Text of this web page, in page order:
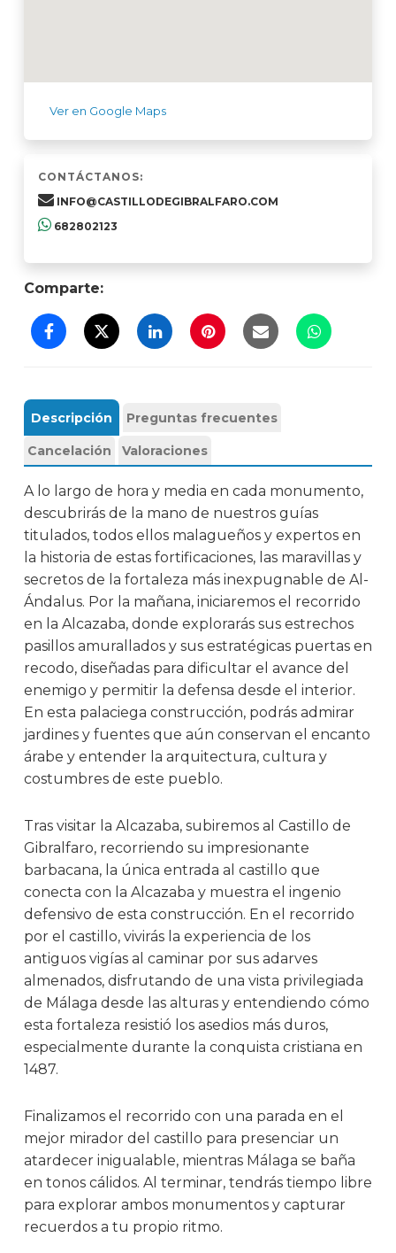
Comparte:
Descripción Preguntas frecuentes
Cancelación Valoraciones
A lo largo de hora y media en cada monumento,
descubrirás de la mano de nuestros guías
titulados, todos ellos malagueños y expertos en
la historia de estas fortificaciones, las maravillas y
secretos de la fortaleza más inexpugnable de Al-
Ándalus. Por la mañana, iniciaremos el recorrido
en la Alcazaba, donde explorarás sus estrechos
pasillos amurallados y sus estratégicas puertas en
recodo, diseñadas para dificultar el avance del
enemigo y permitir la defensa desde el interior.
En esta palaciega construcción, podrás admirar
jardines y fuentes que aún conservan el encanto
árabe y entender la arquitectura, cultura y
costumbres de este pueblo.
Tras visitar la Alcazaba, subiremos al Castillo de
Gibralfaro, recorriendo su impresionante
barbacana, la única entrada al castillo que
conecta con la Alcazaba y muestra el ingenio
defensivo de esta construcción. En el recorrido
por el castillo, vivirás la experiencia de los
antiguos vigías al caminar por sus adarves
almenados, disfrutando de una vista privilegiada
de Málaga desde las alturas y entendiendo cómo
esta fortaleza resistió los asedios más duros,
especialmente durante la conquista cristiana en
1487.
Finalizamos el recorrido con una parada en el
mejor mirador del castillo para presenciar un
atardecer inigualable, mientras Málaga se baña
en tonos cálidos. Al terminar, tendrás tiempo libre
para explorar ambos monumentos y capturar
recuerdos a tu propio ritmo.
Ver en Google Maps
CONTÁCTANOS:
INFO@CASTILLODEGIBRALFARO.COM
682802123